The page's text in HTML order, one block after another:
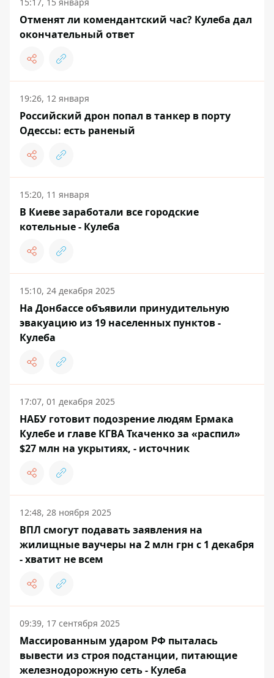
15:17, 15 января
Отменят ли комендантский час? Кулеба дал
окончательный ответ
19:26, 12 января
Российский дрон попал в танкер в порту
Одессы: есть раненый
15:20, 11 января
В Киеве заработали все городские
котельные - Кулеба
15:10, 24 декабря 2025
На Донбассе объявили принудительную
эвакуацию из 19 населенных пунктов -
Кулеба
17:07, 01 декабря 2025
НАБУ готовит подозрение людям Ермака
Кулебе и главе КГВА Ткаченко за «распил»
$27 млн на укрытиях, - источник
12:48, 28 ноября 2025
ВПЛ смогут подавать заявления на
жилищные ваучеры на 2 млн грн с 1 декабря
- хватит не всем
09:39, 17 сентября 2025
Массированным ударом РФ пыталась
вывести из строя подстанции, питающие
железнодорожную сеть - Кулеба